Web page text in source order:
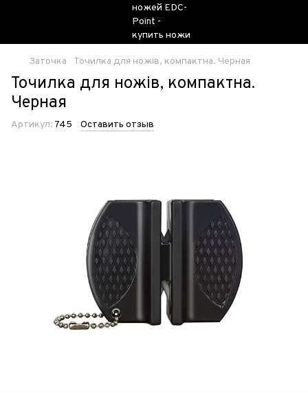
Заточка Точилка для ножів, компактна. Черная
Точилка для ножів, компактна.
Черная
Артикул: 745 Оставить отзыв